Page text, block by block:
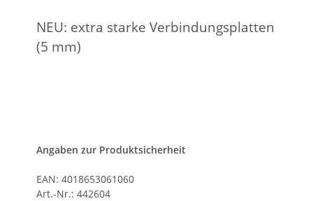
NEU: extra starke Verbindungsplatten
(5 mm)
Angaben zur Produktsicherheit
EAN: 4018653061060
Art.-Nr.: 442604